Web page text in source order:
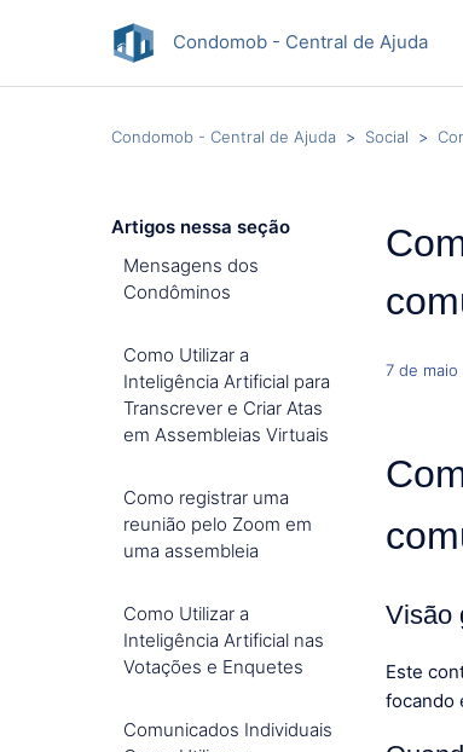
Condomob - Central de Ajuda
Condomob - Central de Ajuda Social
Artigos nessa seção
Mensagens dos
Condôminos
Como Utilizar a
Inteligência Artificial para
Transcrever e Criar Atas
em Assembleias Virtuais
Como registrar uma
reunião pelo Zoom em
uma assembleia
Como Utilizar a
Inteligência Artificial nas
Votações e Enquetes
Comunicados Individuais
7 de
Visão
Este
focando